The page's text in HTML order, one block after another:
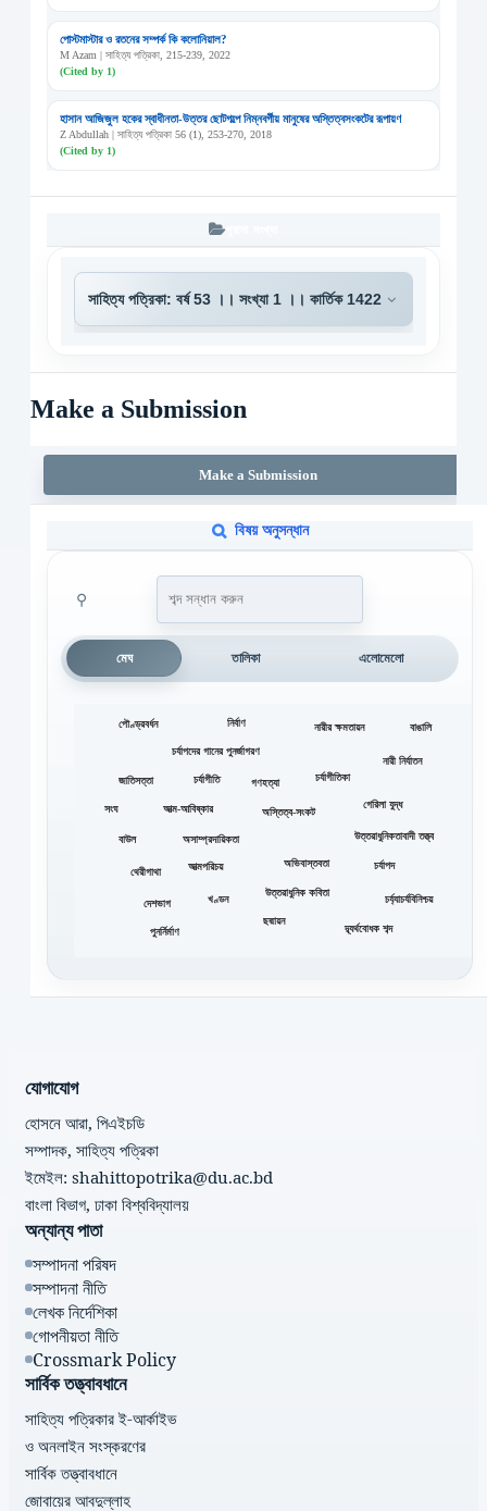
পোস্টমাস্টার ও রতনের সম্পর্ক কি কলোনিয়াল?
M Azam | সাহিত্য পত্রিকা, 215-239, 2022
(Cited by 1)
হাসান আজিজুল হকের স্বাধীনতা-উত্তর ছোটগল্পে নিম্নবর্গীয় মানুষের অস্তিত্বসংকটের রূপায়ণ
Z Abdullah | সাহিত্য পত্রিকা 56 (1), 253-270, 2018
(Cited by 1)
Make a Submission
Make a Submission
বিষয় অনুসন্ধান
⚲
মেঘ তালিকা এলোমেলো
অভিবাস্তবতা
অসাম্প্রদায়িকতা
অস্তিত্ব-সংকট
আত্ম-আবিষ্কার
আত্মপরিচয়
উত্তরাধুনিক কবিতা
উত্তরাধুনিকতাবাদী তত্ত্ব
খণ্ডন
গণহত্যা
গেরিলা যুদ্ধ
চর্যাগীতি চর্যাগীতিকা
চর্যাপদ
চর্যাপদের গানের পুনর্জাগরণ
চর্য্যাচর্যবিনিশ্চয়
ছদ্মায়ন
জাতিসত্তা
থেরীগাথা
দেশভাগ
দ্ব্যর্থবোধক শব্দ
নারী নির্যাতন
নারীর ক্ষমতায়ন
নির্বাণ
পুনর্নির্মাণ
পৌণ্ড্রবর্ধন
বাউল
বাঙালি
সংঘ
যোগাযোগ
হোসনে আরা, পিএইচডি
সম্পাদক, সাহিত্য পত্রিকা
ইমেইল: shahittopotrika@du.ac.bd
বাংলা বিভাগ, ঢাকা বিশ্ববিদ্যালয়
অন্যান্য পাতা
সম্পাদনা পরিষদ
সম্পাদনা নীতি
লেখক নির্দেশিকা
গোপনীয়তা নীতি
Crossmark Policy
সার্বিক তত্ত্বাবধানে
সাহিত্য পত্রিকার ই-আর্কাইভ
ও অনলাইন সংস্করণের
সার্বিক তত্ত্বাবধানে
জোবায়ের আবদুল্লাহ